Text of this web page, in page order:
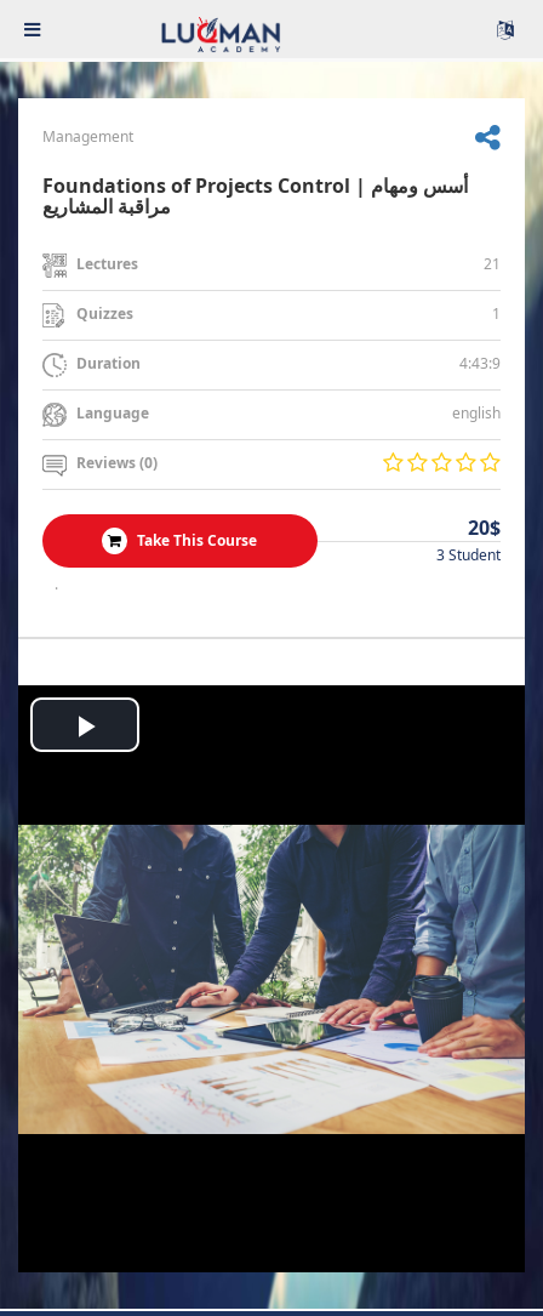
Management
Foundations of Projects Control | أسس ومهام
مراقبة المشاريع
Lectures 21
Quizzes 1
Duration 4:43:9
Language english
Reviews (0)
Take This Course 20$
3 Student
.
Play